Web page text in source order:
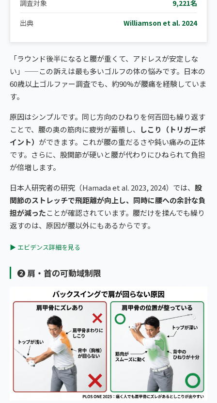
調査対象 9,221名
出典 Williamson et al. 2024
「ラウンド後半になると腰が重くて、アドレスが安定しな
い」——この訴えは最も多いゴルフの体の悩みです。日本の
60歳以上ゴルファー調査でも、約90%が腰痛を経験していま
す。
原因はシンプルです。同じ方向のひねりを何百回も繰り返す
ことで、腰の奥の筋肉に疲労が蓄積し、
しこり（トリガーポ
イント） ができます。これが腰の重だるさや鈍い痛みの正体
です。さらに、股関節が硬いと腰が代わりにひねられて負担
が倍増します。
日本人研究者の研究（Hamada et al. 2023, 2024）では、 股
関節のストレッチで飛距離が向上し、同時に腰への余計な負
担が減ったことが確認されています。腰だけを揉んでも繰り
返すのは、原因が腰以外にもあるからです。
▶ エビデンス詳細を見る
❷ 肩・首の可動域制限